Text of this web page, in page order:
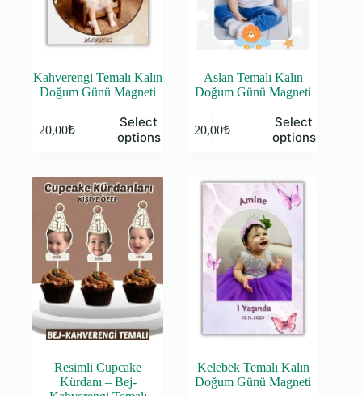
Kahverengi Temalı Kalın
Doğum Günü Magneti
20,00₺
Select
options
Aslan Temalı Kalın
Doğum Günü Magneti
20,00₺
Select
options
Resimli Cupcake
Kürdanı – Bej-
Kelebek Temalı Kalın
Doğum Günü Magneti